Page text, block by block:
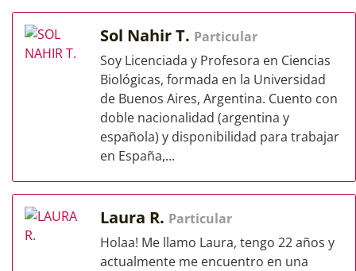
Sol Nahir T. Particular
Soy Licenciada y Profesora en Ciencias
Biológicas, formada en la Universidad
de Buenos Aires, Argentina. Cuento con
doble nacionalidad (argentina y
española) y disponibilidad para trabajar
en España,...
Laura R. Particular
Holaa! Me llamo Laura, tengo 22 años y
actualmente me encuentro en una